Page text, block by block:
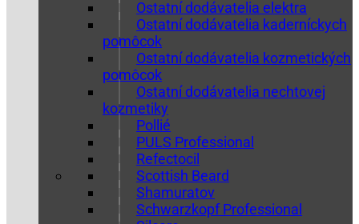
Ostatní dodávatelia elektra
Ostatní dodávatelia kaderníckych
pomôcok
Ostatní dodávatelia kozmetických
pomôcok
Ostatní dodávatelia nechtovej
kozmetiky
Pollié
PULS Professional
Refectocil
Scottish Beard
Shamuratov
Schwarzkopf Professional